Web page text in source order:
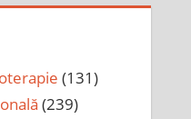
(131)
(239)